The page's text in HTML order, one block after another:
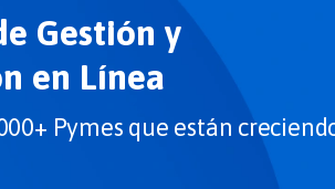
Gestión y
en Línea
Pymes que están